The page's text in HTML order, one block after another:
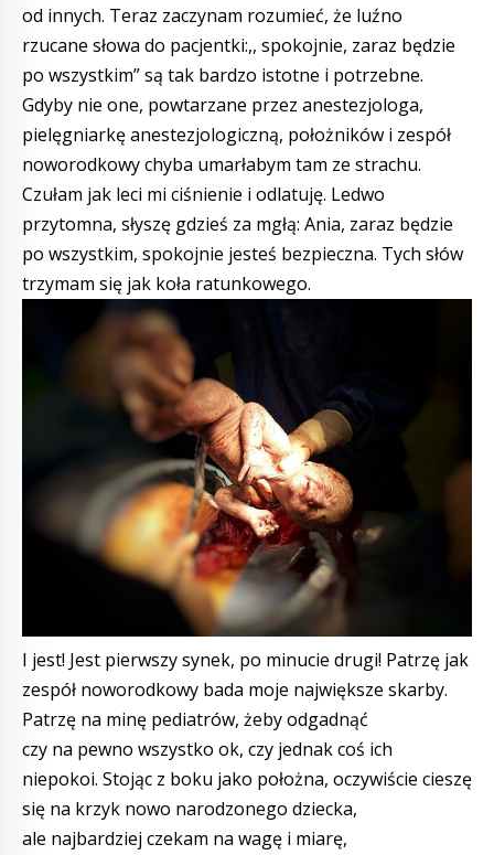
od innych. Teraz zaczynam rozumieć, że luźno
rzucane słowa do pacjentki:,, spokojnie, zaraz będzie
po wszystkim” są tak bardzo istotne i potrzebne.
Gdyby nie one, powtarzane przez anestezjologa,
pielęgniarkę anestezjologiczną, położników i zespół
noworodkowy chyba umarłabym tam ze strachu.
Czułam jak leci mi ciśnienie i odlatuję. Ledwo
przytomna, słyszę gdzieś za mgłą: Ania, zaraz będzie
po wszystkim, spokojnie jesteś bezpieczna. Tych słów
trzymam się jak koła ratunkowego.
I jest! Jest pierwszy synek, po minucie drugi! Patrzę jak
zespół noworodkowy bada moje największe skarby.
Patrzę na minę pediatrów, żeby odgadnąć
czy na pewno wszystko ok, czy jednak coś ich
niepokoi. Stojąc z boku jako położna, oczywiście cieszę
się na krzyk nowo narodzonego dziecka,
ale najbardziej czekam na wagę i miarę,